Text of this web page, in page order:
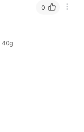
40g
0